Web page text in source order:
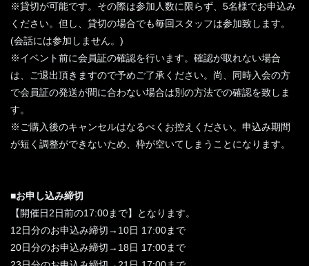
※貸切が可能です。その際は参加人数に限らず、5名様でお申込み
ください。但し、貸切の場合でも毎回スタッフは参加致します。
(会話には参加しません。)
※イベント前に会員証の確認を行います。確認が取れない場合
は、ご退出頂きますので予めご了承ください。尚、同時入会の方
で会員証の発送が間に合わない場合は別の方法での確認を致しま
す。
※ご購入後のキャンセルはなるべくお控えください。申込み期間
が短く調整ができないため、枠が空いてしまうことになります。
■お申し込み締切
【開催日2日前の17:00まで】となります。
12日分のお申込み締切→10日 17:00まで
20日分のお申込み締切→18日 17:00まで